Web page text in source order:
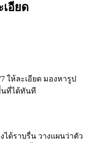
อียด
ให้ละเอียด มองหารูป
นที่ได้ทันที
ได้ราบรื่น วางแผนว่าตัว